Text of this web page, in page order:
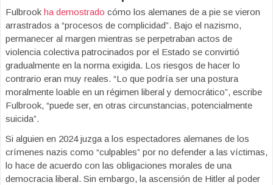
Fulbrook ha demostrado cómo los alemanes de a pie se vieron
arrastrados a “procesos de complicidad”. Bajo el nazismo,
permanecer al margen mientras se perpetraban actos de
violencia colectiva patrocinados por el Estado se convirtió
gradualmente en la norma exigida. Los riesgos de hacer lo
contrario eran muy reales. “Lo que podría ser una postura
moralmente loable en un régimen liberal y democrático”, escribe
Fulbrook, “puede ser, en otras circunstancias, potencialmente
suicida”.
Si alguien en 2024 juzga a los espectadores alemanes de los
crímenes nazis como “culpables” por no defender a las víctimas,
lo hace de acuerdo con las obligaciones morales de una
democracia liberal. Sin embargo, la ascensión de Hitler al poder